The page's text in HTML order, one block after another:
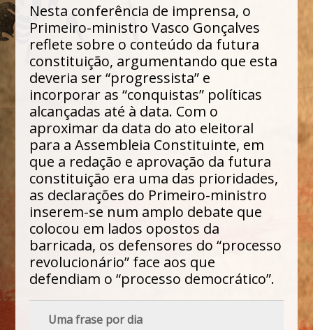
Nesta conferência de imprensa, o
Primeiro-ministro Vasco Gonçalves
reflete sobre o conteúdo da futura
constituição, argumentando que esta
deveria ser “progressista” e
incorporar as “conquistas” políticas
alcançadas até à data. Com o
aproximar da data do ato eleitoral
para a Assembleia Constituinte, em
que a redação e aprovação da futura
constituição era uma das prioridades,
as declarações do Primeiro-ministro
inserem-se num amplo debate que
colocou em lados opostos da
barricada, os defensores do “processo
revolucionário” face aos que
defendiam o “processo democrático”.
Uma frase por dia